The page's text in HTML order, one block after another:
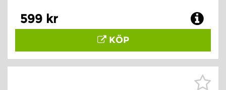
599 kr
KÖP